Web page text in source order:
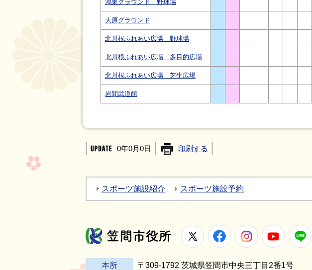
鴻巣グラウンド 野球場
大原グラウンド
北川根ふれあい広場 野球場
北川根ふれあい広場 多目的広場
北川根ふれあい広場 芝生広場
岩間武道館
0年0月0日 印刷する
スポーツ施設紹介 スポーツ施設予約
笠間市役所
X FacebookInstagramYoutube
本所 〒309-1792 茨城県笠間市中央三丁目2番1号